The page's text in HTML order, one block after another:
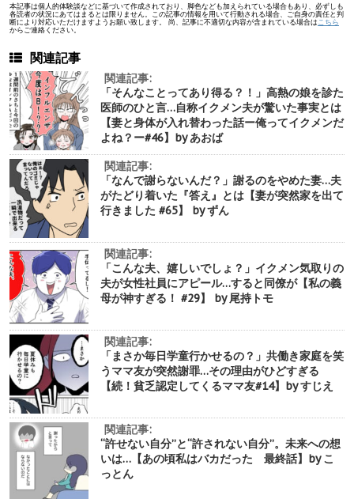
本記事は個人的体験談などに基づいて作成されており、脚色なども加えられている場合もあり、必ずしも
各読者の状況にあてはまるとは限りません。この記事の情報を用いて行動される場合、ご自身の責任と判
断により対応いただけますようお願い致します。 尚、記事に不適切な内容が含まれている場合は こちら
からご連絡ください。
関連記事
関連記事:
「そんなことってあり得る？！」高熱の娘を診た
医師のひと言…自称イクメン夫が驚いた事実とは
【妻と身体が入れ替わった話ー俺ってイクメンだ
よね？ー#46】by あおば
関連記事:
「なんで謝らないんだ？」謝るのをやめた妻…夫
がたどり着いた『答え』とは【妻が突然家を出て
行きました #65】 by ずん
関連記事:
「こんな夫、嬉しいでしょ？」イクメン気取りの
夫が女性社員にアピール…すると同僚が【私の義
母が神すぎる！ #29】 by 尾持トモ
関連記事:
「まさか毎日学童行かせるの？」共働き家庭を笑
うママ友が突然謝罪…その理由がひどすぎる
【続！貧乏認定してくるママ友#14】by すじえ
関連記事:
“許せない自分”と“許されない自分”。未来への想
いは…【あの頃私はバカだった 最終話】by こ
っとん